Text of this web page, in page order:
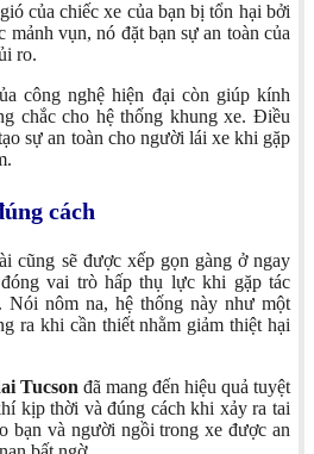
của chiếc xe của bạn bị tổn hại bởi
mảnh vụn, nó đặt bạn sự an toàn của
ro.
công nghệ hiện đại còn giúp kính
chắc cho hệ thống khung xe. Điều
sự an toàn cho người lái xe khi gặp
cách
cũng sẽ được xếp gọn gàng ở ngay
vai trò hấp thụ lực khi gặp tác
Nói nôm na, hệ thống này như một
ra khi cần thiết nhằm giảm thiệt hại
Tucson đã mang đến hiệu quả tuyệt
kịp thời và đúng cách khi xảy ra tai
bạn và người ngồi trong xe được an